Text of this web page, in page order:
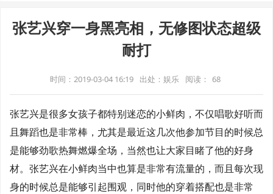
张艺兴穿一身黑亮相，无修图状态超级
耐打
时间：2019-03-04 16:19 出处：娱乐 阅读： 68
张艺兴是很多女孩子都特别迷恋的小鲜肉，不仅唱歌好听而
且舞蹈也是非常棒，尤其是最近这几次他参加节目的时候总
是能够劲歌热舞燃爆全场，当然也让大家目睹了他的好身
材。张艺兴在小鲜肉当中也算是非常有流量的，而且每次现
身的时候总是能够引起围观，同时他的穿着搭配也是非常